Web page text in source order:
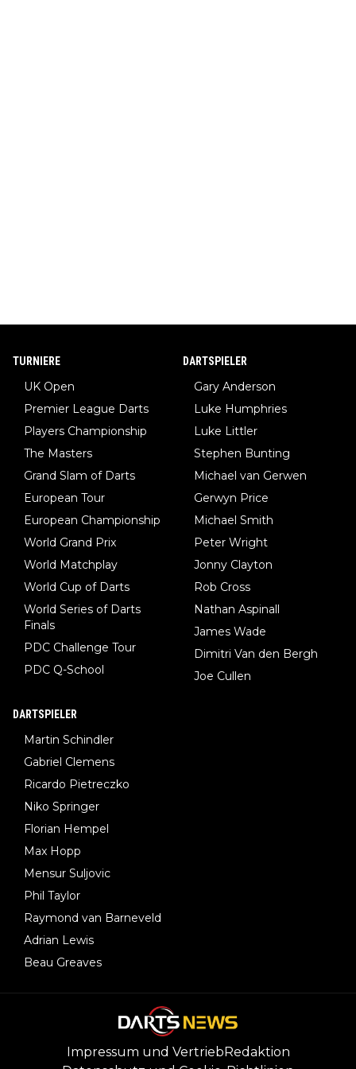
TURNIERE
UK Open
Premier League Darts
Players Championship
The Masters
Grand Slam of Darts
European Tour
European Championship
World Grand Prix
World Matchplay
World Cup of Darts
World Series of Darts
Finals
PDC Challenge Tour
PDC Q-School
DARTSPIELER
Gary Anderson
Luke Humphries
Luke Littler
Stephen Bunting
Michael van Gerwen
Gerwyn Price
Michael Smith
Peter Wright
Jonny Clayton
Rob Cross
Nathan Aspinall
James Wade
Dimitri Van den Bergh
Joe Cullen
DARTSPIELER
Martin Schindler
Gabriel Clemens
Ricardo Pietreczko
Niko Springer
Florian Hempel
Max Hopp
Mensur Suljovic
Phil Taylor
Raymond van Barneveld
Adrian Lewis
Beau Greaves
Impressum und VertriebRedaktion